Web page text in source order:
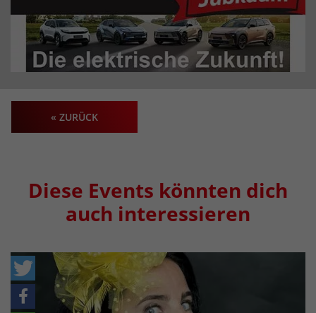
« ZURÜCK
Diese Events könnten dich
auch interessieren